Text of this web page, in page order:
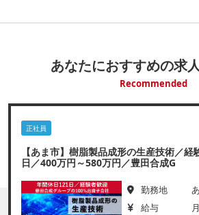
あなたにおすすめの求
Recommended
正社員
【あま市】樹脂製品成形の生産技術／経
日／400万円～580万円／豊田合成G
勤務地
給与